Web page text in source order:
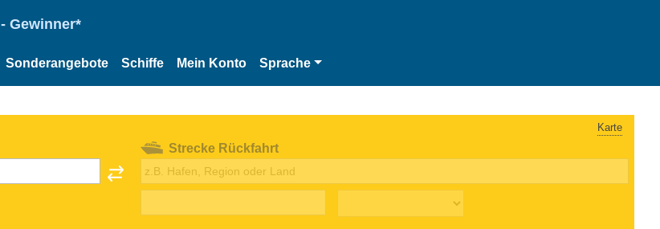
Gewinner*
Sonderangebote Schiffe Mein Konto Sprache
Karte
Strecke Rückfahrt